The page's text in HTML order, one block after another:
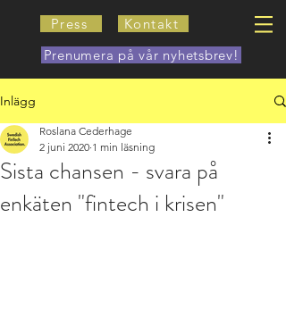
Press
Kontakt
Prenumera på vår nyhetsbrev!
Inlägg
Sista chansen - svara på
enkäten "fintech i krisen"
Roslana Cederhage
2 juni 2020 1 min läsning